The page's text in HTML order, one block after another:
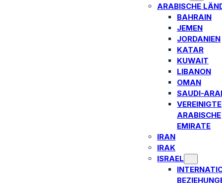
ARABISCHE
BAHRAIN
JEMEN
JORDANIEN
KATAR
KUWAIT
LIBANON
OMAN
SAUDI-
VEREINIGTE
ARABISCHE
EMIRATE
IRAN
IRAK
ISRAEL